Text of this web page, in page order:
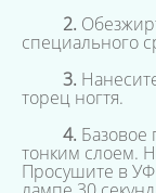
2.
специального
3.
торец ногтя.
4. Базовое
тонким слоем.
Просушите в